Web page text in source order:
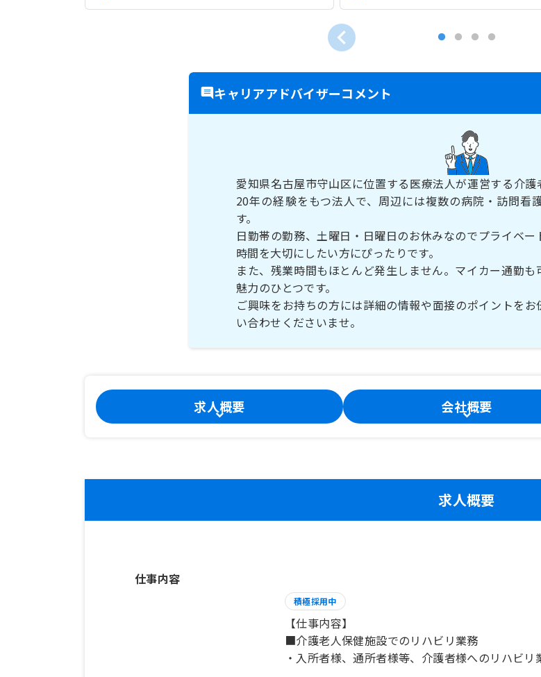
キャリアアドバイザーコメント
愛知県名古屋市守山区に位置する医療法人が運営する介
20年の経験をもつ法人で、周辺には複数の病院・訪問看
す。
日勤帯の勤務、土曜日・日曜日のお休みなのでプライベ
時間を大切にしたい方にぴったりです。
また、残業時間もほとんど発生しません。マイカー通勤
魅力のひとつです。
ご興味をお持ちの方には詳細の情報や面接のポイントを
い合わせくださいませ。
求人概要 会社概要
求人概要
仕事内容
積極採用中
【仕事内容】
■介護老人保健施設でのリハビリ業務
・入所者様、通所者様等、介護者様へのリハビ